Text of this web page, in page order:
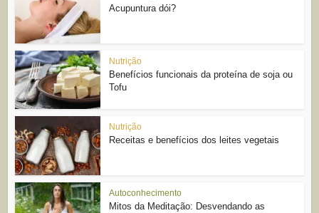
Acupuntura dói?
Nutrição
Benefícios funcionais da proteína de soja ou
Tofu
Nutrição
Receitas e benefícios dos leites vegetais
Autoconhecimento
Mitos da Meditação: Desvendando as